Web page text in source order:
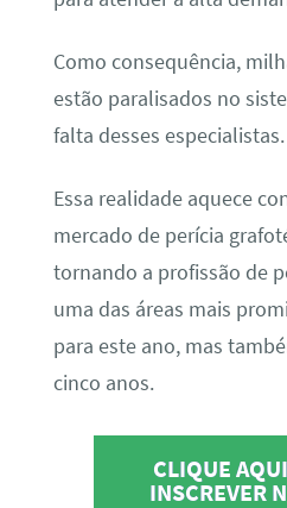
Como consequência,
estão paralisados no
falta desses especialistas.
Essa realidade aquece
mercado de perícia
tornando a profissão de
uma das áreas mais
para este ano, mas
cinco anos.
CLIQUE
INSCREVER